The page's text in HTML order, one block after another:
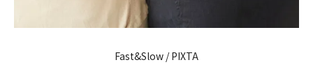
Fast&Slow / PIXTA